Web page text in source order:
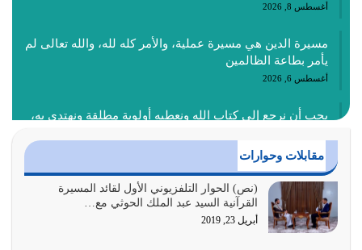
أغسطس 8, 2026
مسيرة الدين هي مسيرة عملية، والأمر كله لله، والله تعالى لم
يأمر بطاعة الظالمين
أغسطس 6, 2026
يجب أن نرجع إلى كتاب الله ونعطيه أولوية مطلقة ونهتدي به،
أغسطس 4, 2026
عندما لم تؤخذ منهجية تعليم الناس من خلال القرآن الكريم
حصل ضياع للأمة وضياع للأجيال
أغسطس 3, 2026
مقابلات وحوارات
(نص) الحوار التلفزيوني الأول لقائد المسيرة
القرآنية السيد عبد الملك الحوثي مع…
أبريل 23, 2019